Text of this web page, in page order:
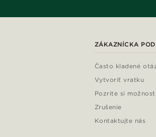
ZÁKAZNÍCKA
Často kladené
Vytvoriť vratku
Pozrite si
Zrušenie
Kontaktujte nás